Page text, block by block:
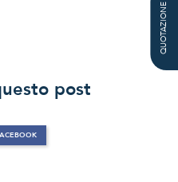
post
QUOTAZIONE